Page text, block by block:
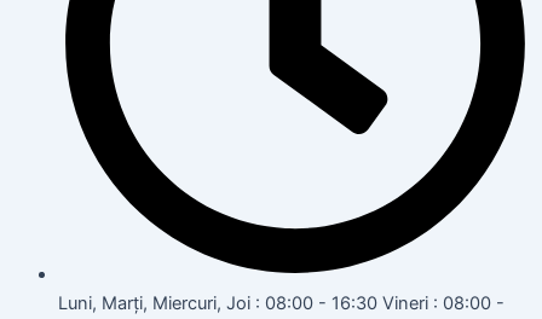
Luni, Marți, Miercuri, Joi : 08:00 - 16:30 Vineri : 08:00 -